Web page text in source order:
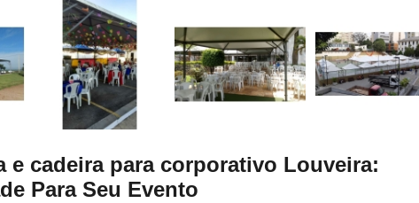
e cadeira para corporativo Louveira:
Para Seu Evento